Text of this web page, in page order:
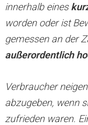
innerhalb eines
worden oder ist
gemessen an der
außerordentlich
Verbraucher
abzugeben, wenn
zufrieden waren.